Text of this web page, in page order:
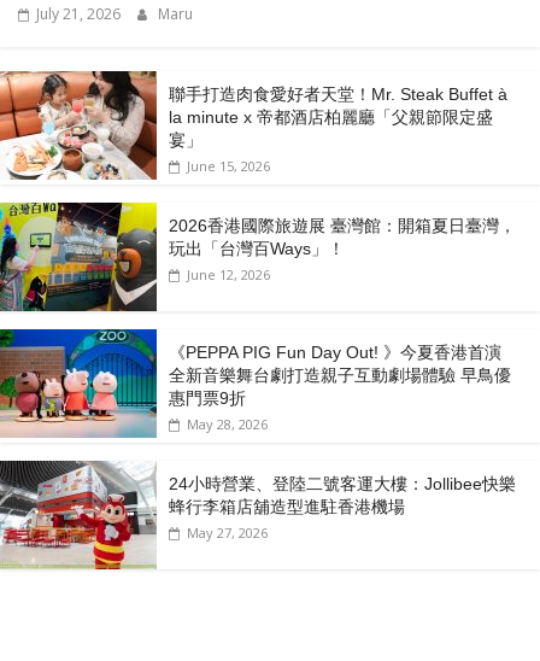
July 21, 2026 Maru
聯手打造肉食愛好者天堂！Mr. Steak Buffet à
la minute x 帝都酒店柏麗廳「⽗親節限定盛
宴」
June 15, 2026
2026香港國際旅遊展 臺灣館：開箱夏日臺灣，
玩出「台灣百Ways」！
June 12, 2026
《PEPPA PIG Fun Day Out! 》今夏香港首演
全新音樂舞台劇打造親子互動劇場體驗 早鳥優
惠門票9折
May 28, 2026
24小時營業、登陸二號客運大樓：Jollibee快樂
蜂行李箱店舖造型進駐香港機場
May 27, 2026